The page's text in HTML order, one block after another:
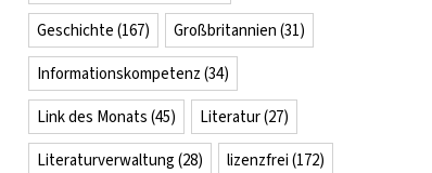
Geschichte (167) Großbritannien (31)
Informationskompetenz (34)
Link des Monats (45) Literatur(27)
Literaturverwaltung (28) lizenzfrei (172)